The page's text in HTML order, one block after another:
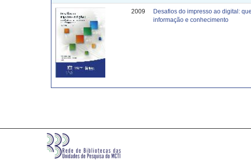
2009
Desafios do impresso ao digital:
informação e conhecimento